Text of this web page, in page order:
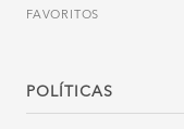
FAVORITOS
POLÍTICAS